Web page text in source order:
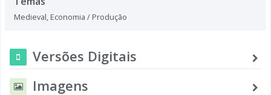
Medieval, Economia / Produção
Versões Digitais
Imagens